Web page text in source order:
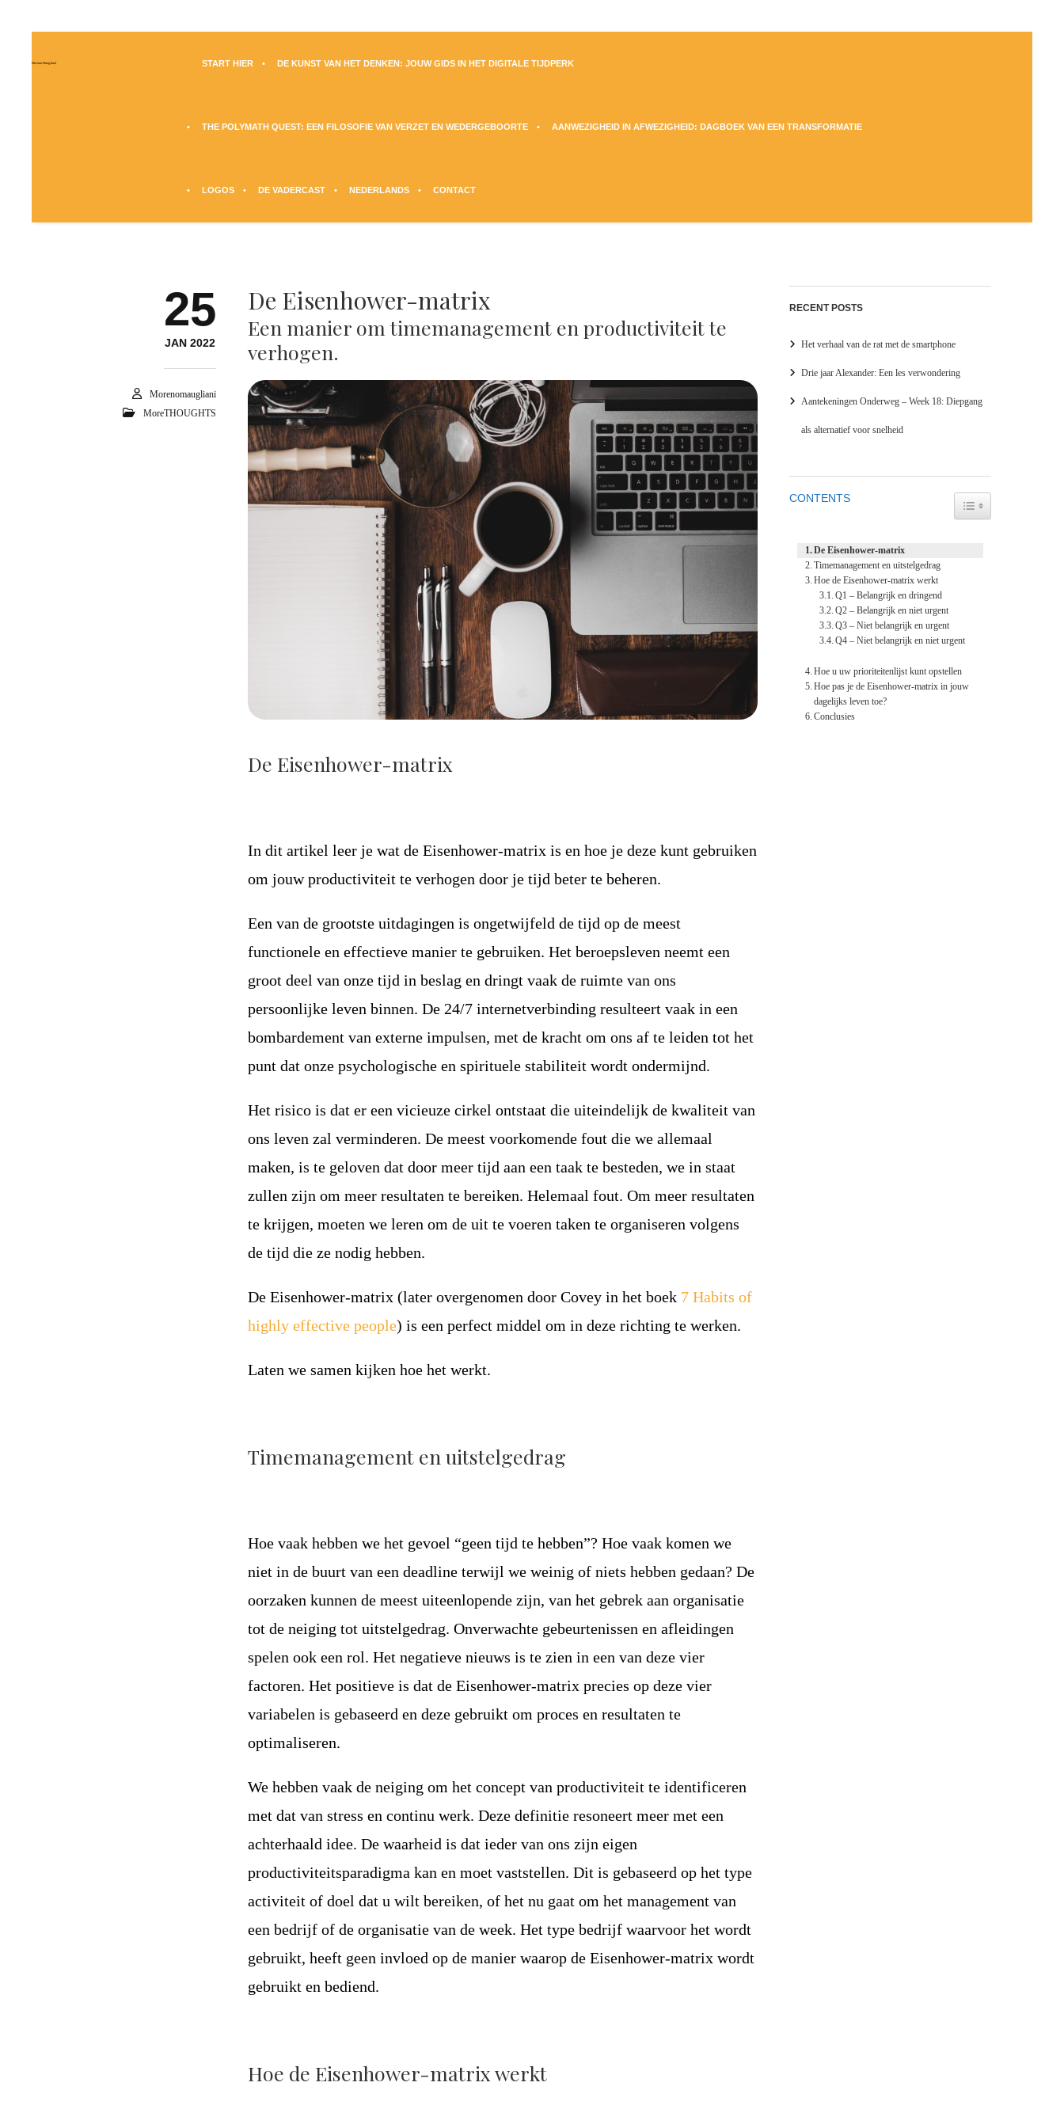
Moreno Maugliani START HIER DE KUNST VAN HET DENKEN: JOUW GIDS IN HET DIGITALE TIJDPERK
THE POLYMATH QUEST: EEN FILOSOFIE VAN VERZET EN WEDERGEBOORTE AANWEZIGHEID IN AFWEZIGHEID: DAGBOEK VAN EEN TRANSFORMATIE
LOGOS DE VADERCAST NEDERLANDS CONTACT
25
JAN 2022
Morenomaugliani
MoreTHOUGHTS
De Eisenhower-matrix
Een manier om timemanagement en productiviteit te
verhogen.
De Eisenhower-matrix
In dit artikel leer je wat de Eisenhower-matrix is ​​en hoe je deze kunt gebruiken
om jouw productiviteit te verhogen door je tijd beter te beheren.
Een van de grootste uitdagingen is ongetwijfeld de tijd op de meest
functionele en effectieve manier te gebruiken. Het beroepsleven neemt een
groot deel van onze tijd in beslag en dringt vaak de ruimte van ons
persoonlijke leven binnen. De 24/7 internetverbinding resulteert vaak in een
bombardement van externe impulsen, met de kracht om ons af te leiden tot het
punt dat onze psychologische en spirituele stabiliteit wordt ondermijnd.
Het risico is dat er een vicieuze cirkel ontstaat die uiteindelijk de kwaliteit van
ons leven zal verminderen. De meest voorkomende fout die we allemaal
maken, is te geloven dat door meer tijd aan een taak te besteden, we in staat
zullen zijn om meer resultaten te bereiken. Helemaal fout. Om meer resultaten
te krijgen, moeten we leren om de uit te voeren taken te organiseren volgens
de tijd die ze nodig hebben.
De Eisenhower-matrix (later overgenomen door Covey in het boek 7 Habits of
highly effective people) is een perfect middel om in deze richting te werken.
Laten we samen kijken hoe het werkt.
Timemanagement en uitstelgedrag
Hoe vaak hebben we het gevoel “geen tijd te hebben”? Hoe vaak komen we
niet in de buurt van een deadline terwijl we weinig of niets hebben gedaan? De
oorzaken kunnen de meest uiteenlopende zijn, van het gebrek aan organisatie
tot de neiging tot uitstelgedrag. Onverwachte gebeurtenissen en afleidingen
spelen ook een rol. Het negatieve nieuws is te zien in een van deze vier
factoren. Het positieve is dat de Eisenhower-matrix precies op deze vier
variabelen is gebaseerd en deze gebruikt om proces en resultaten te
optimaliseren.
We hebben vaak de neiging om het concept van productiviteit te identificeren
met dat van stress en continu werk. Deze definitie resoneert meer met een
achterhaald idee. De waarheid is dat ieder van ons zijn eigen
productiviteitsparadigma kan en moet vaststellen. Dit is gebaseerd op het type
activiteit of doel dat u wilt bereiken, of het nu gaat om het management van
een bedrijf of de organisatie van de week. Het type bedrijf waarvoor het wordt
gebruikt, heeft geen invloed op de manier waarop de Eisenhower-matrix wordt
gebruikt en bediend.
Hoe de Eisenhower-matrix werkt
RECENT POSTS
Het verhaal van de rat met de smartphone
Drie jaar Alexander: Een les verwondering
Aantekeningen Onderweg – Week 18: Diepgang
als alternatief voor snelheid
CONTENTS TOGGLE TABLE OF
De Eisenhower-matrix
Timemanagement en uitstelgedrag
Hoe de Eisenhower-matrix werkt
Q1 – Belangrijk en dringend
Q2 – Belangrijk en niet urgent
Q3 – Niet belangrijk en urgent
Q4 – Niet belangrijk en niet urgent
Hoe u uw prioriteitenlijst kunt opstellen
Hoe pas je de Eisenhower-matrix in jouw
dagelijks leven toe?
Conclusies